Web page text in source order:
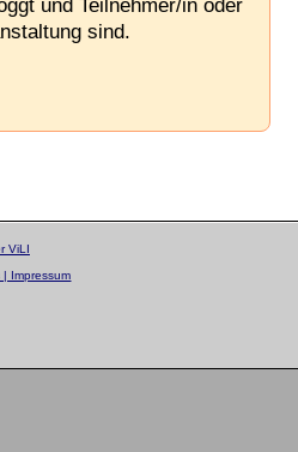
und Teilnehmer/in oder
sind.
ViLI
Impressum